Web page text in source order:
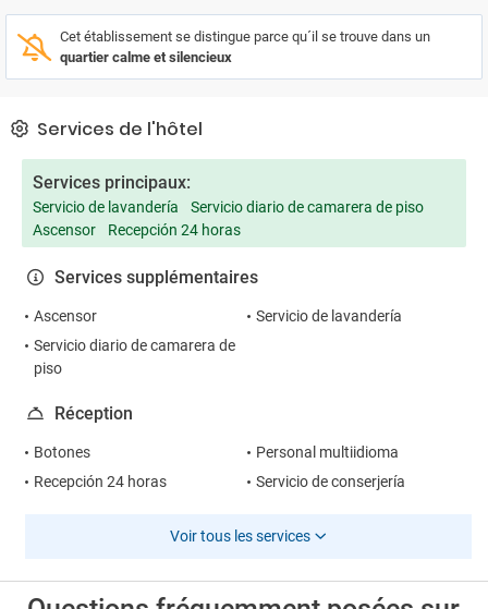
Cet établissement se distingue parce qu´il se trouve dans un
quartier calme et silencieux
Services de l'hôtel
Services principaux:
Servicio de lavandería
Servicio diario de camarera de piso
Ascensor
Recepción 24 horas
Services supplémentaires
Ascensor
Servicio de lavandería
Servicio diario de camarera de
piso
Réception
Botones
Personal multiidioma
Recepción 24 horas
Servicio de conserjería
Voir tous les services